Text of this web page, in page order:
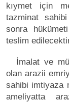
kıymet için
tazminat
sonra
teslim
İmalat ve
olan arazii
sahibi imtiyaza
ameliyatta